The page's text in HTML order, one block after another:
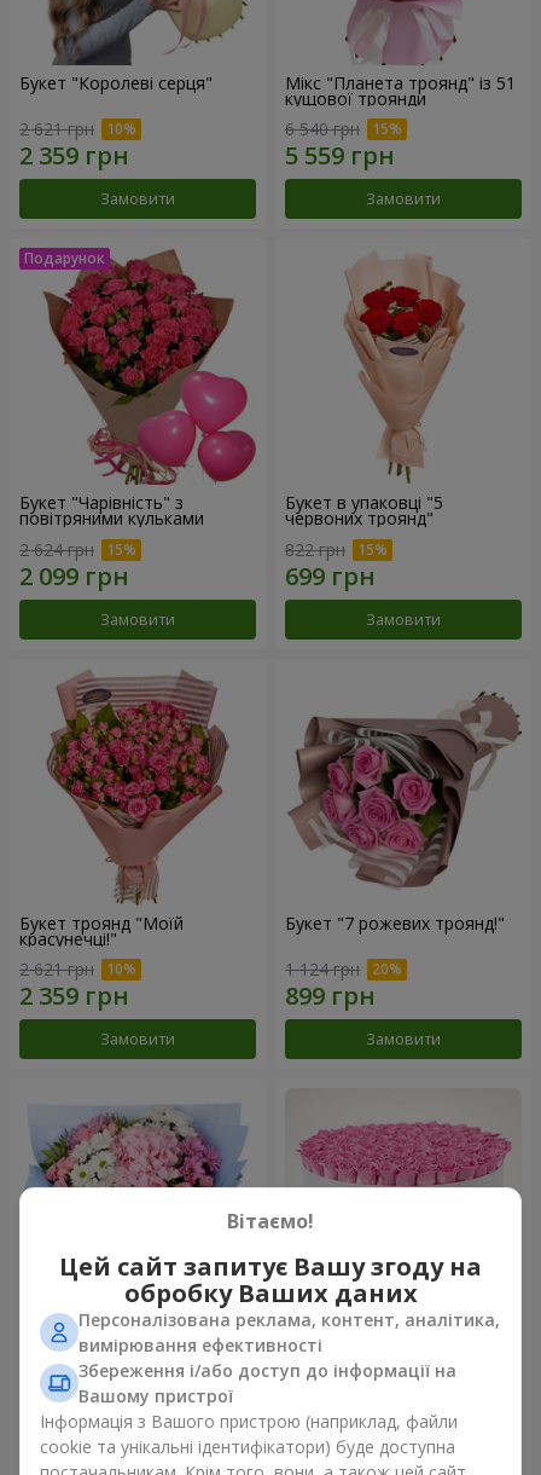
Букет "Королеві серця"
2 621 грн
Замовити
Мікс "Планета троянд" із 51
кущової троянди
6 540 грн
Замовити
Букет "Чарівність" з
повітряними кульками
2 624 грн
Замовити
Букет в упаковці "5
червоних троянд"
822 грн
Замовити
Букет троянд "Моїй
красунечці!"
2 621 грн
Замовити
Букет "7 рожевих троянд!"
1 124 грн
Замовити
Романтичний букет
"Небеса"
1 999 грн
Замовити
Квіти в коробці "101 рожева
троянда"
Замовити
Вітаємо!
Цей сайт запитує Вашу згоду на
обробку Ваших даних
Персоналізована реклама, контент, аналітика,
вимірювання ефективності
Збереження і/або доступ до інформації на
Вашому пристрої
Інформація з Вашого пристрою (наприклад, файли
cookie та унікальні ідентифікатори) буде доступна